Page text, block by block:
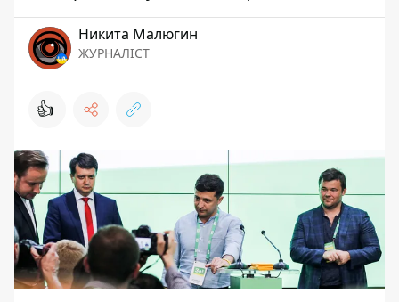
Никита Малюгин
ЖУРНАЛІСТ
👍